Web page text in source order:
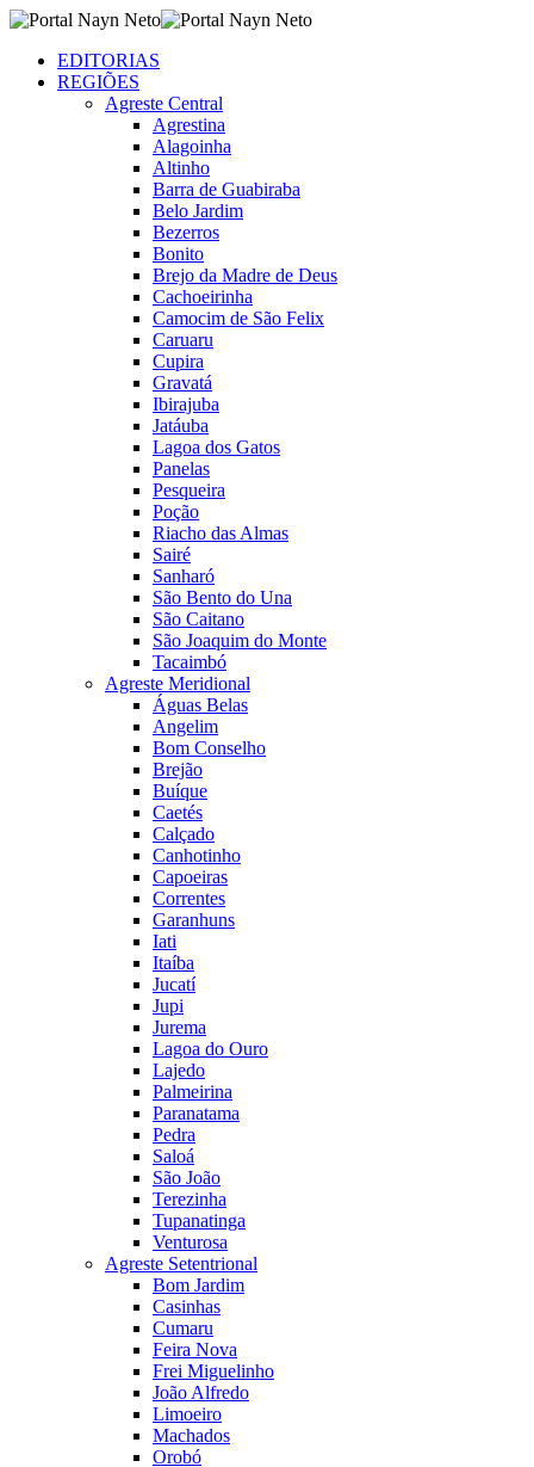
EDITORIAS
REGIÕES
Agreste Central
Agrestina
Alagoinha
Altinho
Barra de Guabiraba
Belo Jardim
Bezerros
Bonito
Brejo da Madre de Deus
Cachoeirinha
Camocim de São Felix
Caruaru
Cupira
Gravatá
Ibirajuba
Jatáuba
Lagoa dos Gatos
Panelas
Pesqueira
Poção
Riacho das Almas
Sairé
Sanharó
São Bento do Una
São Caitano
São Joaquim do Monte
Tacaimbó
Agreste Meridional
Águas Belas
Angelim
Bom Conselho
Brejão
Buíque
Caetés
Calçado
Canhotinho
Capoeiras
Correntes
Garanhuns
Iati
Itaíba
Jucatí
Jupi
Jurema
Lagoa do Ouro
Lajedo
Palmeirina
Paranatama
Pedra
Saloá
São João
Terezinha
Tupanatinga
Venturosa
Agreste Setentrional
Bom Jardim
Casinhas
Cumaru
Feira Nova
Frei Miguelinho
João Alfredo
Limoeiro
Machados
Orobó